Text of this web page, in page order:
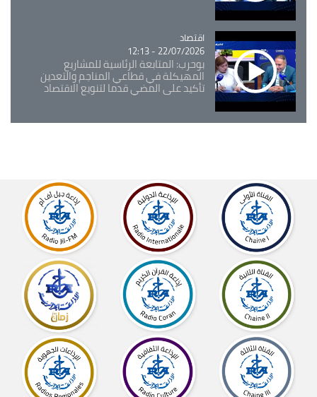
Catégorie
اقتصاد
22/07/2026 - 12:13
بوحرب: المتابعة الرئاسية للمشاريع
المهيكلة في قطاعي المناجم والتعدين
تأكيد على المضي قدما لتنويع الاقتصاد